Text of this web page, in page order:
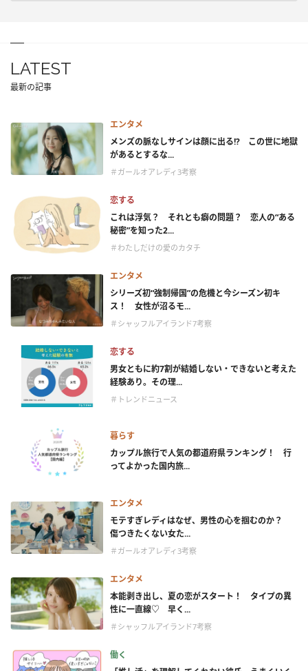
LATEST
最新の記事
エンタメ
メンズの脈なしサインは顔に出る!? この世に地獄
があるとするな...
＃ガールオアレディ3考察
恋する
これは浮気？ それとも癖の問題？ 恋人の“ある
秘密”を知った2...
＃わたしだけの愛のカタチ
エンタメ
シリーズ初“強制帰国”の危機と今シーズン初キ
ス！ 女性が沼るモ...
＃シャッフルアイランド7考察
恋する
男女ともに約7割が結婚しない・できないと考えた
経験あり。その理...
＃トレンドニュース
暮らす
カップル旅行で人気の都道府県ランキング！ 行
ってよかった国内旅...
エンタメ
モテすぎレディはなぜ、男性の心を掴むのか？
傷つきたくない女た...
＃ガールオアレディ3考察
エンタメ
本能剥き出し、夏の恋がスタート！ タイプの異
性に一直線♡ 早く...
＃シャッフルアイランド7考察
働く